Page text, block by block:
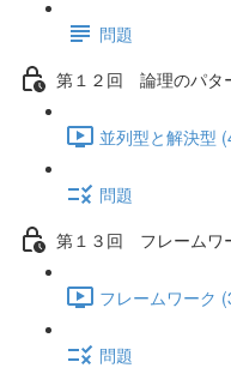
問題
第１２回 論理のパタ
並列型と解決型
問題
第１３回 フレームワ
フレームワーク
問題